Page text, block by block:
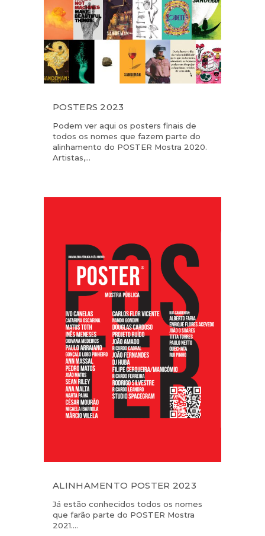
POSTERS 2023
Podem ver aqui os posters finais de
todos os nomes que fazem parte do
alinhamento do POSTER Mostra 2020.
Artistas,...
ALINHAMENTO POSTER 2023
Já estão conhecidos todos os nomes
que farão parte do POSTER Mostra
2021....